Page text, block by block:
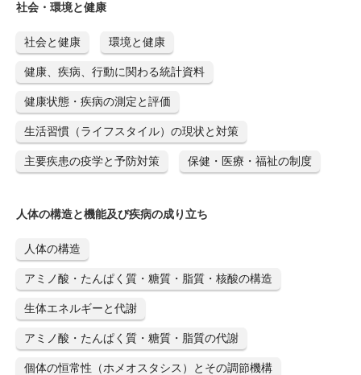
社会・環境と健康
社会と健康 環境と健康
健康、疾病、行動に関わる統計資料
健康状態・疾病の測定と評価
生活習慣（ライフスタイル）の現状と対策
主要疾患の疫学と予防対策 保健・医療・福祉の制度
人体の構造と機能及び疾病の成り立ち
人体の構造
アミノ酸・たんぱく質・糖質・脂質・核酸の構造
生体エネルギーと代謝
アミノ酸・たんぱく質・糖質・脂質の代謝
個体の恒常性（ホメオスタシス）とその調節機構